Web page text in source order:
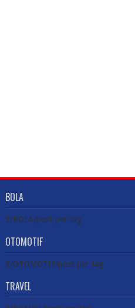
BOLA
3/BOLA/post-per-tag
OTOMOTIF
3/OTOMOTIF/post-per-tag
TRAVEL